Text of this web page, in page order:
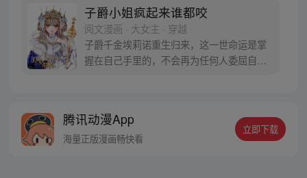
子爵小姐疯起来谁都咬
阅文漫画 · 大女主 · 穿越
子爵千金埃莉诺重生归来，这一世命运是掌
握在自己手里的，不会再为任何人委屈自
腾讯动漫App
海量正版漫画畅快看
立即下载